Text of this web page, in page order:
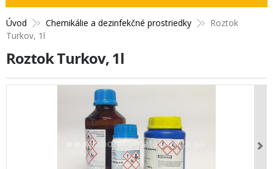
Úvod Chemikálie a dezinfekčné prostriedky
Roztok
Turkov, 1l
Roztok Turkov, 1l